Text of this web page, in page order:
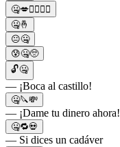
🤐💋👩‍❤️‍💋‍👨
🤐🤞
😐🤐
😰🤐🥺
🔓🤐
— ¡Boca al castillo!
🤐🔪💸
— ¡Dame tu dinero ahora!
🤐🔁💀
— Si dices un cadáver